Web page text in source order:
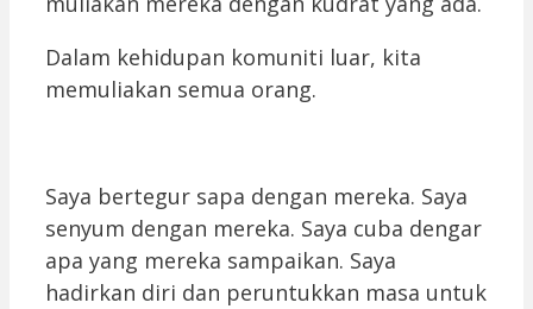
Dalam kehidupan komuniti luar, kita
memuliakan semua orang.
Saya bertegur sapa dengan mereka. Saya
senyum dengan mereka. Saya cuba dengar
apa yang mereka sampaikan. Saya
hadirkan diri dan peruntukkan masa untuk